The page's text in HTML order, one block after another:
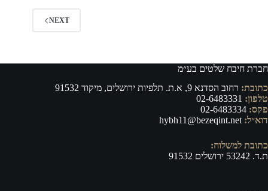
NEXT
חברת חיבח שלטים בע״מ
כתובת: רחוב הסדנא 9, א.ת. תלפיות ירושלים, מיקוד 91532
טלפון: 02-6483331
פקס:
דוא״ל: hybh11@bezeqint.net
כתובת למשלוח:
ת.ד. 53242 ירושלים 91532